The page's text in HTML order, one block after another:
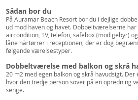
Sådan bor du
På Auramar Beach Resort bor du i dejlige
ud mod haven og havet. Dobbeltværelserne
aircondition, TV, telefon, safebox (mod gebyr)
låne hårtørrer i receptionen, der er dog
følgende værelsestyper.
Dobbeltværelse med balkon og skrå
20 m2 med egen balkon og skrå havudsigt. Der
hvor den tredje person sover på en opredning
senge.